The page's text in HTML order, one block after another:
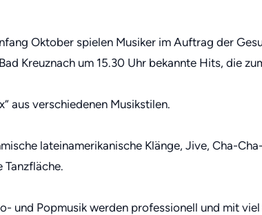
Oktober spielen Musiker im Auftrag der
Kreuznach um 15.30 Uhr bekannte Hits, die
aus verschiedenen Musikstilen.
lateinamerikanische Klänge, Jive, Cha-
und Popmusik werden professionell und mit